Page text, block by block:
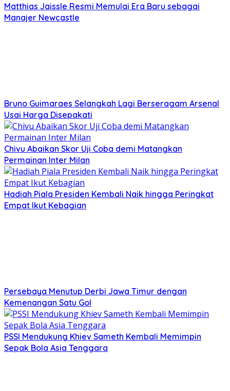
Matthias Jaissle Resmi Memulai Era Baru sebagai
Manajer Newcastle
Bruno Guimaraes Selangkah Lagi Berseragam Arsenal
Usai Harga Disepakati
Chivu Abaikan Skor Uji Coba demi Matangkan
Permainan Inter Milan
Hadiah Piala Presiden Kembali Naik hingga Peringkat
Empat Ikut Kebagian
Persebaya Menutup Derbi Jawa Timur dengan
Kemenangan Satu Gol
PSSI Mendukung Khiev Sameth Kembali Memimpin
Sepak Bola Asia Tenggara